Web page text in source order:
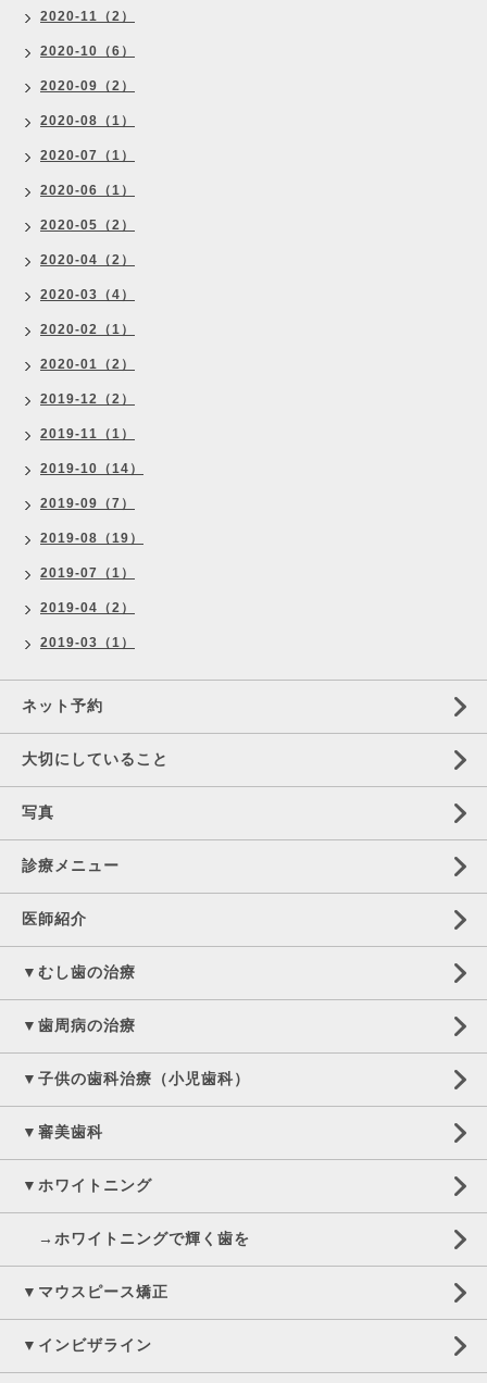
2020-11（2）
2020-10（6）
2020-09（2）
2020-08（1）
2020-07（1）
2020-06（1）
2020-05（2）
2020-04（2）
2020-03（4）
2020-02（1）
2020-01（2）
2019-12（2）
2019-11（1）
2019-10（14）
2019-09（7）
2019-08（19）
2019-07（1）
2019-04（2）
2019-03（1）
ネット予約
大切にしていること
写真
診療メニュー
医師紹介
▼むし歯の治療
▼歯周病の治療
▼子供の歯科治療（小児歯科）
▼審美歯科
▼ホワイトニング
→ホワイトニングで輝く歯を
▼マウスピース矯正
▼インビザライン